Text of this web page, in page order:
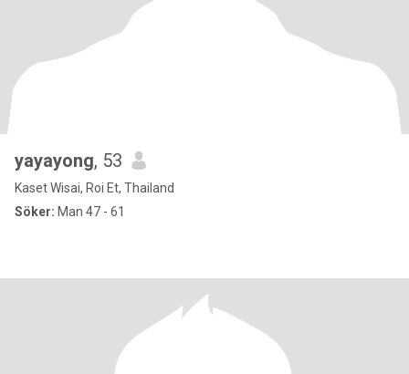
yayayong, 53
Kaset Wisai, Roi Et, Thailand
Söker: Man 47 - 61